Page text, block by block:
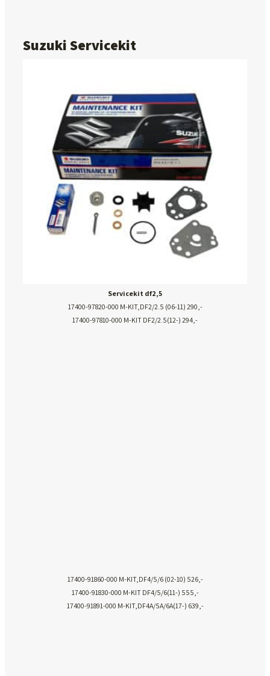
Suzuki Servicekit
Servicekit df2,5
17400-97820-000 M-KIT,DF2/2.5 (06-11) 290,-
17400-97810-000 M-KIT DF2/2.5(12-) 294,-
17400-91860-000 M-KIT,DF4/5/6 (02-10) 526,-
17400-91830-000 M-KIT DF4/5/6(11-) 555,-
17400-91891-000 M-KIT,DF4A/5A/6A(17-) 639,-